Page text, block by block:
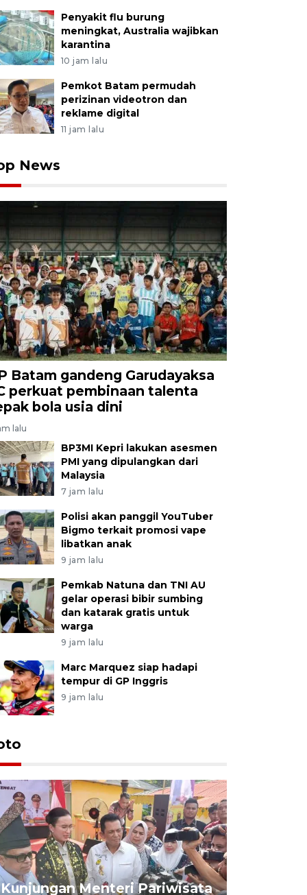
Penyakit flu burung
meningkat, Australia wajibkan
karantina
10 jam lalu
Pemkot Batam permudah
perizinan videotron dan
reklame digital
11 jam lalu
News
Batam gandeng Garudayaksa
perkuat pembinaan talenta
bola usia dini
lalu
BP3MI Kepri lakukan asesmen
PMI yang dipulangkan dari
Malaysia
7 jam lalu
Polisi akan panggil YouTuber
Bigmo terkait promosi vape
libatkan anak
9 jam lalu
Pemkab Natuna dan TNI AU
gelar operasi bibir sumbing
dan katarak gratis untuk
warga
9 jam lalu
Marc Marquez siap hadapi
tempur di GP Inggris
9 jam lalu
Kunjungan Menteri Pariwisata